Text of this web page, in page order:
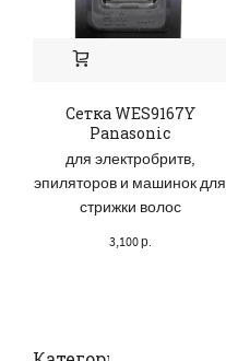
Сетка WES9167Y
Panasonic
для электробритв,
эпиляторов и машинок для
стрижки волос
3,100р.